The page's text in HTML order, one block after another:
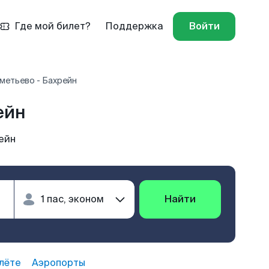
Где мой билет? Поддержка Войти
- Бахрейн
Найти
Аэропорты